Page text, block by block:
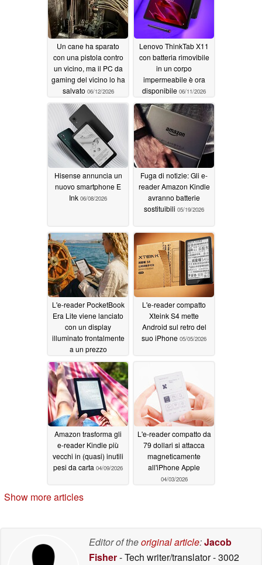
Un cane ha sparato
con una pistola contro
un vicino, ma il PC da
gaming del vicino lo ha
salvato 06/12/2026
Lenovo ThinkTab X11
con batteria rimovibile
in un corpo
impermeabile è ora
disponibile 06/11/2026
Hisense annuncia un
nuovo smartphone E
Ink 06/08/2026
Fuga di notizie: Gli e-
reader Amazon Kindle
avranno batterie
sostituibili 05/19/2026
L'e-reader PocketBook
Era Lite viene lanciato
con un display
illuminato frontalmente
a un prezzo
conveniente05/12/2026
L'e-reader compatto
Xteink S4 mette
Android sul retro del
suo iPhone 05/05/2026
Amazon trasforma gli
e-reader Kindle più
vecchi in (quasi) inutili
pesi da carta 04/09/2026
L'e-reader compatto da
79 dollari si attacca
magneticamente
all'iPhone Apple
04/03/2026
Show more articles
Editor of theoriginal article:Jacob
Fisher- Tech writer/translator- 3002